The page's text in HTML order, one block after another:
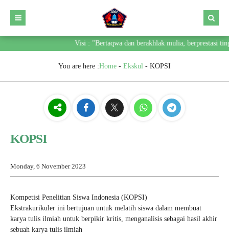
Visi : "Bertaqwa dan berakhlak mulia, berprestasi
You are here :Home - Ekskul - KOPSI
KOPSI
Monday, 6 November 2023
Kompetisi Penelitian Siswa Indonesia (KOPSI)
Ekstrakurikuler ini bertujuan untuk melatih siswa dalam membuat
karya tulis ilmiah untuk berpikir kritis, menganalisis sebagai hasil akhir
sebuah karya tulis ilmiah